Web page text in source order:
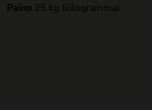
Paino 25 kg (kilogramma)